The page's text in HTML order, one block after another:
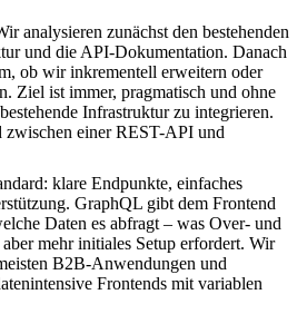
analysieren zunächst den bestehenden
und die API-Dokumentation. Danach
ob wir inkrementell erweitern oder
Ziel ist immer, pragmatisch und ohne
Infrastruktur zu integrieren.
zwischen einer REST-API und
klare Endpunkte, einfaches
GraphQL gibt dem Frontend
Daten es abfragt – was Over- und
mehr initiales Setup erfordert. Wir
B2B-Anwendungen und
Frontends mit variablen